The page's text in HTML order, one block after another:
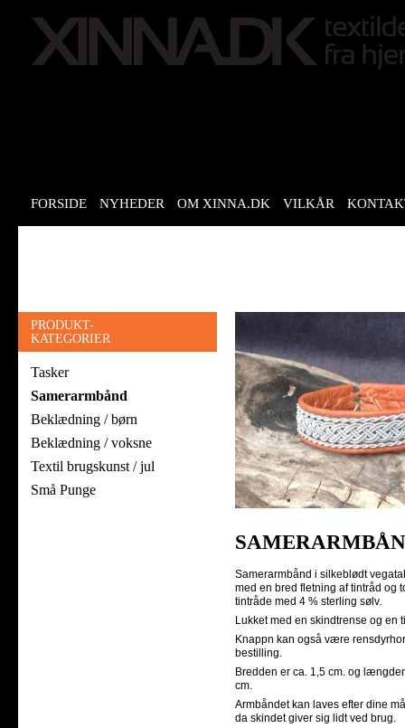
FORSIDE NYHEDER OM XINNA.DK VILKÅR
PRODUKT-
KATEGORIER
Tasker
Samerarmbånd
Beklædning / børn
Beklædning / voksne
Textil brugskunst / jul
Små Punge
Samerarmbånd i silkeblødt
med en bred fletning af tintråd og
tintråde med 4 % sterling sølv.
Lukket med en skindtrense og en
Knappn kan også være
bestilling.
Bredden er ca. 1,5 cm. og
cm.
Armbåndet kan laves efter dine
da skindet giver sig lidt ved brug.